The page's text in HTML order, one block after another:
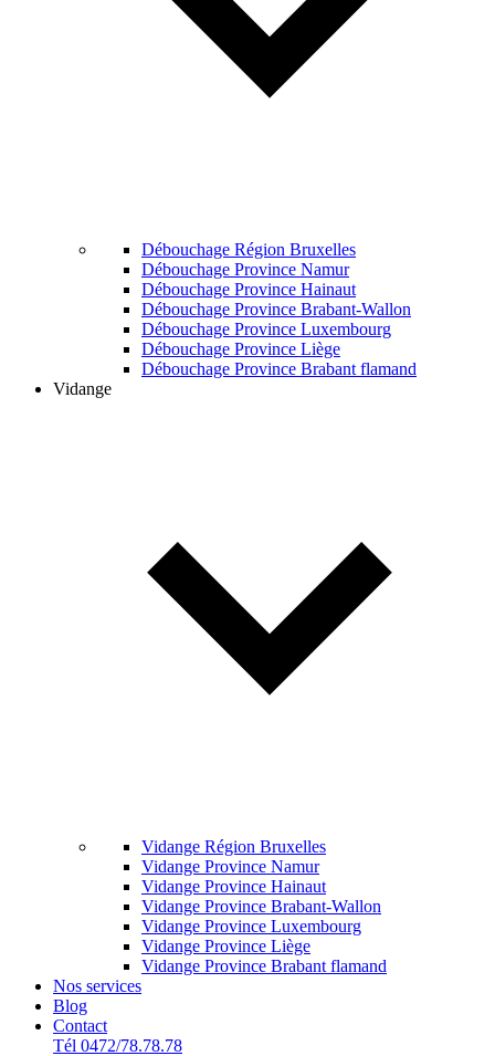
Débouchage Région Bruxelles
Débouchage Province Namur
Débouchage Province Hainaut
Débouchage Province Brabant-Wallon
Débouchage Province Luxembourg
Débouchage Province Liège
Débouchage Province Brabant flamand
Vidange
Vidange Région Bruxelles
Vidange Province Namur
Vidange Province Hainaut
Vidange Province Brabant-Wallon
Vidange Province Luxembourg
Vidange Province Liège
Vidange Province Brabant flamand
Nos services
Blog
Contact
Tél 0472/78.78.78